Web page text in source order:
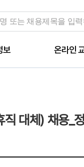
보 온라인
대체) 채용_